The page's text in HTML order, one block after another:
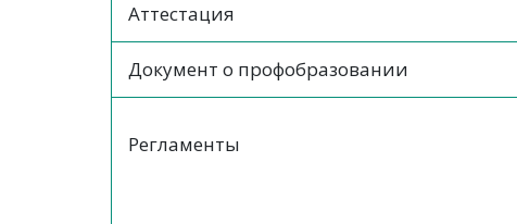
Аттестация
Документ о профобразовании
Регламенты